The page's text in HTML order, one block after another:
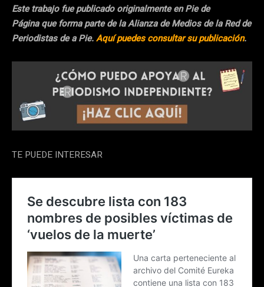
Este trabajo fue publicado originalmente en Pie de
Página que forma parte de la Alianza de Medios de la Red de
Periodistas de a Pie.Aquí puedes consultar su publicación.
TE PUEDE INTERESAR